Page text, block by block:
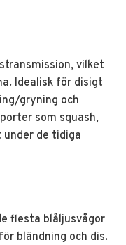
vilket
Idealisk för disigt
gryning och
som squash,
de tidiga
flesta blåljusvågor
bländning och dis.